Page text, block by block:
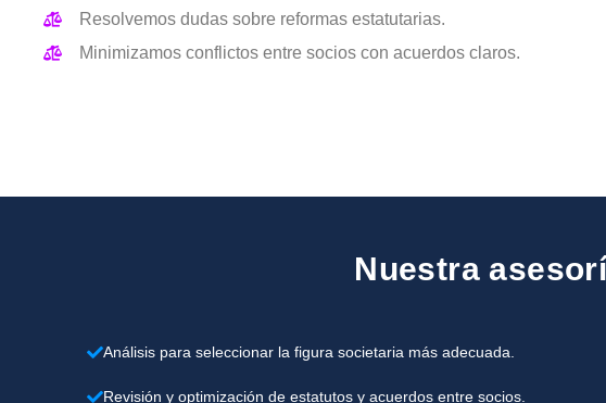
Resolvemos dudas sobre reformas estatutarias.
Minimizamos conflictos entre socios con acuerdos claros.
Nuestra
Análisis para seleccionar la figura societaria más adecuada.
Revisión y optimización de estatutos y acuerdos entre socios.